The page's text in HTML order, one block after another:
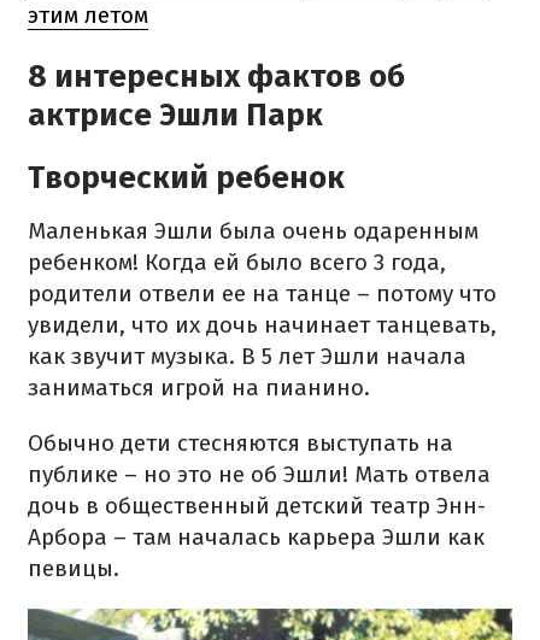
этим летом
8 интересных фактов об
актрисе Эшли Парк
Творческий ребенок
Маленькая Эшли была очень одаренным
ребенком! Когда ей было всего 3 года,
родители отвели ее на танце – потому что
увидели, что их дочь начинает танцевать,
как звучит музыка. В 5 лет Эшли начала
заниматься игрой на пианино.
Обычно дети стесняются выступать на
публике – но это не об Эшли! Мать отвела
дочь в общественный детский театр Энн-
Арбора – там началась карьера Эшли как
певицы.